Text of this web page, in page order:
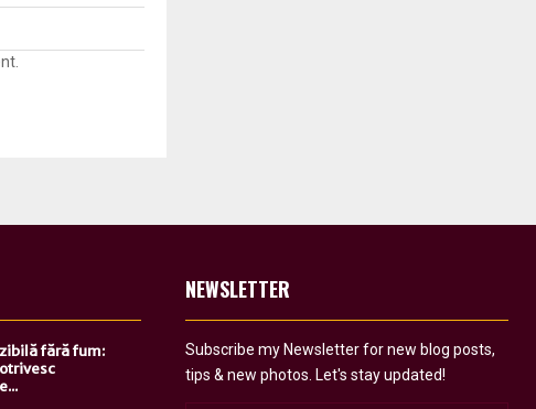
fără fum:
NEWSLETTER
Subscribe my Newsletter for new blog posts,
tips & new photos. Let's stay updated!